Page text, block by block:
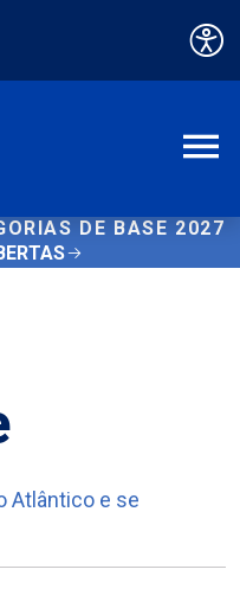
DE BASE 2027
Atlântico e se